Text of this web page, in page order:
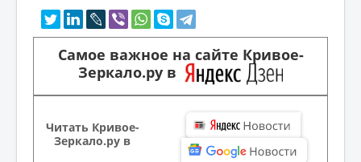
Самое важное на сайте Кривое-
Зеркало.ру в
Читать Кривое-
Зеркало.ру в